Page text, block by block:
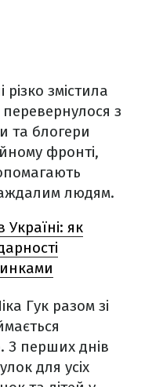
змістила
з
та блогери
фронті,
людям.
Україні: як
Гук разом зі
З перших днів
для усіх